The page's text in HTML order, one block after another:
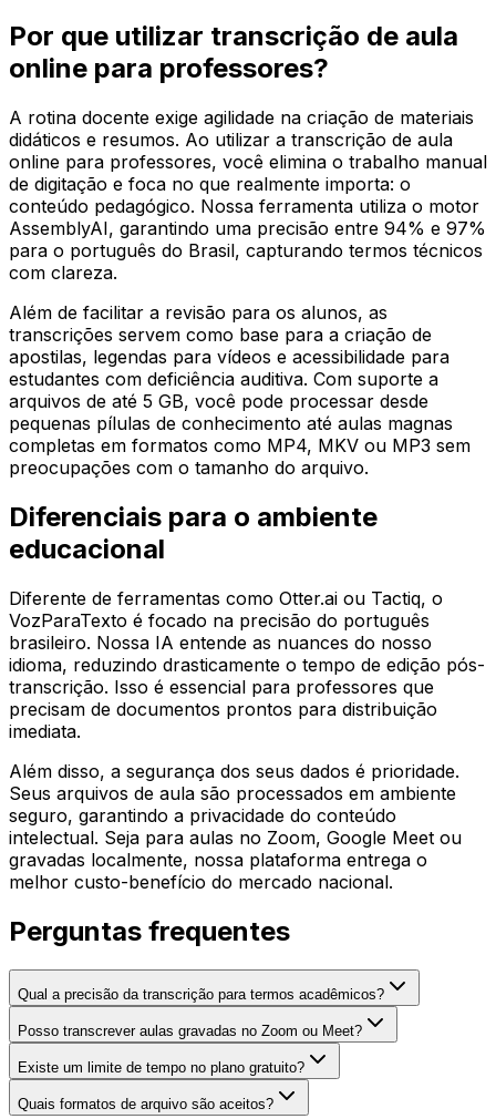
Por que utilizar transcrição de aula
online para professores?
A rotina docente exige agilidade na criação de materiais
didáticos e resumos. Ao utilizar a transcrição de aula
online para professores, você elimina o trabalho manual
de digitação e foca no que realmente importa: o
conteúdo pedagógico. Nossa ferramenta utiliza o motor
AssemblyAI, garantindo uma precisão entre 94% e 97%
para o português do Brasil, capturando termos técnicos
com clareza.
Além de facilitar a revisão para os alunos, as
transcrições servem como base para a criação de
apostilas, legendas para vídeos e acessibilidade para
estudantes com deficiência auditiva. Com suporte a
arquivos de até 5 GB, você pode processar desde
pequenas pílulas de conhecimento até aulas magnas
completas em formatos como MP4, MKV ou MP3 sem
preocupações com o tamanho do arquivo.
Diferenciais para o ambiente
educacional
Diferente de ferramentas como Otter.ai ou Tactiq, o
VozParaTexto é focado na precisão do português
brasileiro. Nossa IA entende as nuances do nosso
idioma, reduzindo drasticamente o tempo de edição pós-
transcrição. Isso é essencial para professores que
precisam de documentos prontos para distribuição
imediata.
Além disso, a segurança dos seus dados é prioridade.
Seus arquivos de aula são processados em ambiente
seguro, garantindo a privacidade do conteúdo
intelectual. Seja para aulas no Zoom, Google Meet ou
gravadas localmente, nossa plataforma entrega o
melhor custo-benefício do mercado nacional.
Perguntas frequentes
Qual a precisão da transcrição para termos acadêmicos?
Posso transcrever aulas gravadas no Zoom ou Meet?
Existe um limite de tempo no plano gratuito?
Quais formatos de arquivo são aceitos?